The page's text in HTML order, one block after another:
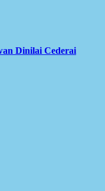
Dinilai Cederai